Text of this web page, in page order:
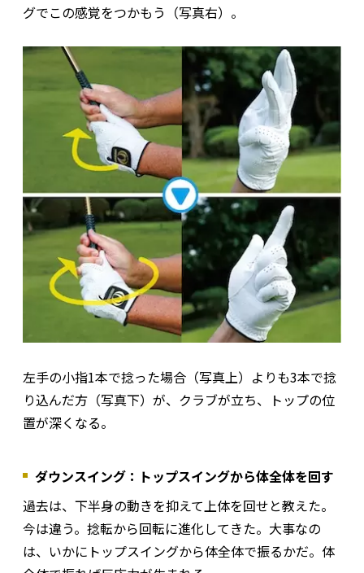
グでこの感覚をつかもう（写真右）。
左手の小指1本で捻った場合（写真上）よりも3本で捻
り込んだ方（写真下）が、クラブが立ち、トップの位
置が深くなる。
ダウンスイング：トップスイングから体全体を回す
過去は、下半身の動きを抑えて上体を回せと教えた。
今は違う。捻転から回転に進化してきた。大事なの
は、いかにトップスイングから体全体で振るかだ。体